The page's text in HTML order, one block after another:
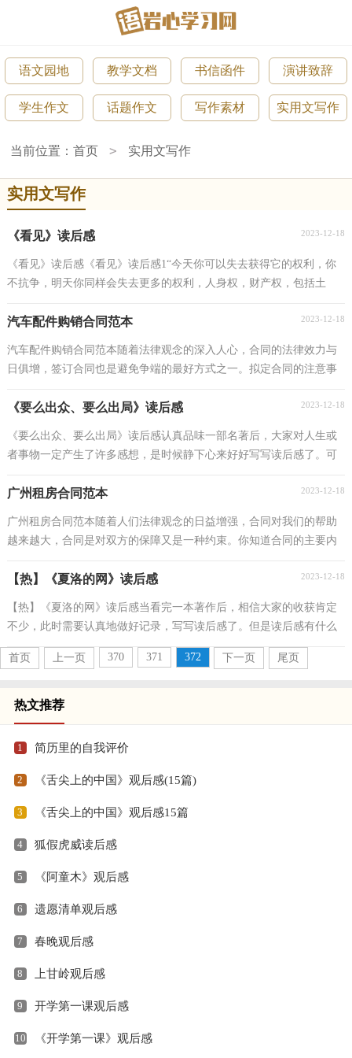
语文园地 教学文档 书信函件 演讲致辞
学生作文 话题作文 写作素材 实用文写作
当前位置：首页 > 实用文写作
实用文写作
《看见》读后感 2023-12-18
《看见》读后感《看见》读后感1“今天你可以失去获得它的权利，你
不抗争，明天你同样会失去更多的权利，人身权，财产权，包括土
汽车配件购销合同范本 2023-12-18
汽车配件购销合同范本随着法律观念的深入人心，合同的法律效力与
日俱增，签订合同也是避免争端的最好方式之一。拟定合同的注意事
《要么出众、要么出局》读后感 2023-12-18
《要么出众、要么出局》读后感认真品味一部名著后，大家对人生或
者事物一定产生了许多感想，是时候静下心来好好写写读后感了。可
广州租房合同范本 2023-12-18
广州租房合同范本随着人们法律观念的日益增强，合同对我们的帮助
越来越大，合同是对双方的保障又是一种约束。你知道合同的主要内
【热】《夏洛的网》读后感 2023-12-18
【热】《夏洛的网》读后感当看完一本著作后，相信大家的收获肯定
不少，此时需要认真地做好记录，写写读后感了。但是读后感有什么
要求呢？以下是小编帮大家整理的《夏洛的网》读后感...
首页
上一页 370 371 372 下一页 尾页
热文推荐
1 简历里的自我评价
2 《舌尖上的中国》观后感(15篇)
3 《舌尖上的中国》观后感15篇
4 狐假虎威读后感
5 《阿童木》观后感
6 遗愿清单观后感
7 春晚观后感
8 上甘岭观后感
9 开学第一课观后感
10 《开学第一课》观后感